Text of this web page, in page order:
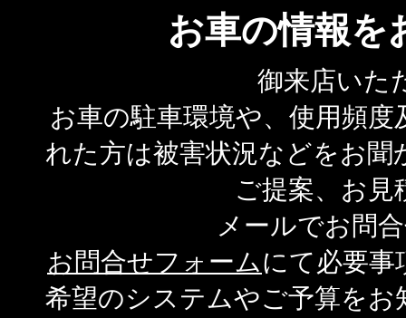
お車の情報を
御来店いた
お車の駐車環境や、使用頻
れた方は被害状況などをお
ご提案、お
メールでお問
お問合せフォームにて必要事
希望のシステムやご予算を